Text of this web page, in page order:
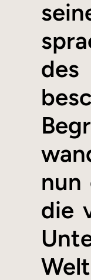
des
nun
die